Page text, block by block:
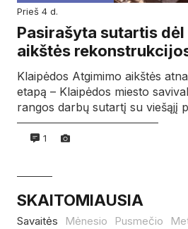
prieš 4 d.
Pasirašyta sutartis
aikštės
Klaipėdos Atgimimo aikštės
etapą – Klaipėdos miesto
rangos darbų sutartį su viešąjį
1
SKAITOMIAUSIA
Savaitės Mėnesio Pusmečio